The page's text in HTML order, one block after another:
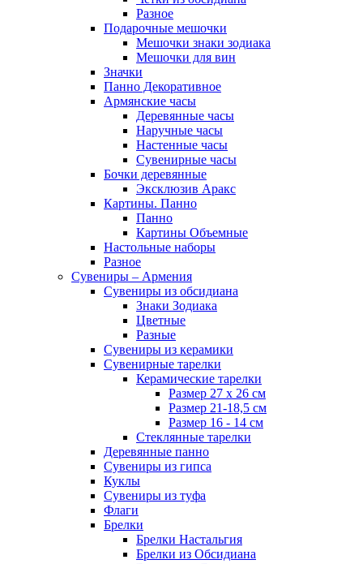
Разное
Подарочные мешочки
Мешочки знаки зодиака
Мешочки для вин
Значки
Панно Декоративное
Армянские часы
Деревянные часы
Наручные часы
Настенные часы
Сувенирные часы
Бочки деревянные
Эксклюзив Аракс
Картины. Панно
Панно
Картины Объемные
Настольные наборы
Разное
Сувениры – Армения
Сувениры из обсидиана
Знаки Зодиака
Цветные
Разные
Сувениры из керамики
Сувенирные тарелки
Керамические тарелки
Размер 27 х 26 см
Размер 21-18,5 см
Размер 16 - 14 см
Стеклянные тарелки
Деревянные панно
Сувениры из гипса
Куклы
Сувениры из туфа
Флаги
Брелки
Брелки Настальгия
Брелки из Обсидиана